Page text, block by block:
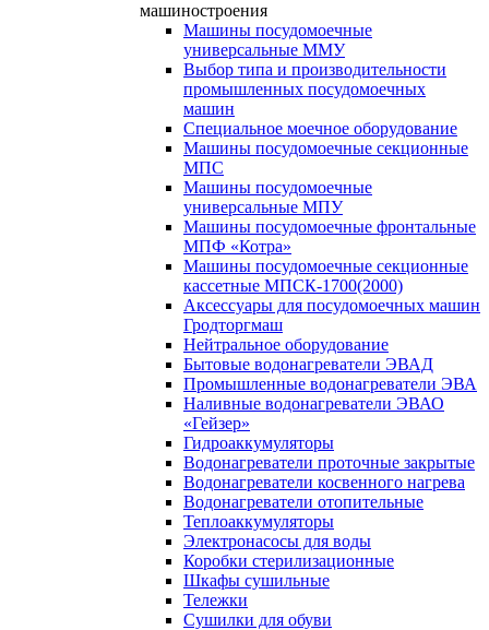
машиностроения
Машины посудомоечные
универсальные ММУ
Выбор типа и производительности
промышленных посудомоечных
машин
Специальное моечное оборудование
Машины посудомоечные секционные
МПС
Машины посудомоечные
универсальные МПУ
Машины посудомоечные фронтальные
МПФ «Котра»
Машины посудомоечные секционные
кассетные МПСК-1700(2000)
Аксессуары для посудомоечных машин
Гродторгмаш
Нейтральное оборудование
Бытовые водонагреватели ЭВАД
Промышленные водонагреватели ЭВА
Наливные водонагреватели ЭВАО
«Гейзер»
Гидроаккумуляторы
Водонагреватели проточные закрытые
Водонагреватели косвенного нагрева
Водонагреватели отопительные
Теплоаккумуляторы
Электронасосы для воды
Коробки стерилизационные
Шкафы сушильные
Тележки
Сушилки для обуви